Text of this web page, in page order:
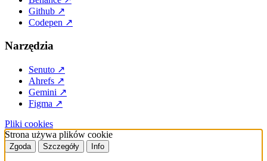
Github ↗
Codepen ↗
Narzędzia
Senuto ↗
Ahrefs ↗
Gemini ↗
Figma ↗
Pliki cookies
Strona używa plików cookie
Zgoda Szczegóły Info